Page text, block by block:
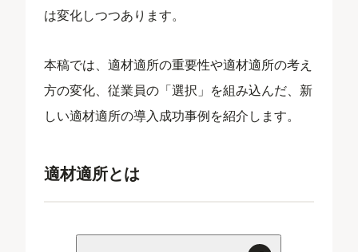
は変化しつつあります。
本稿では、適材適所の重要性や適材適所の考え
方の変化、従業員の「選択」を組み込んだ、新
しい適材適所の導入成功事例を紹介します。
適材適所とは